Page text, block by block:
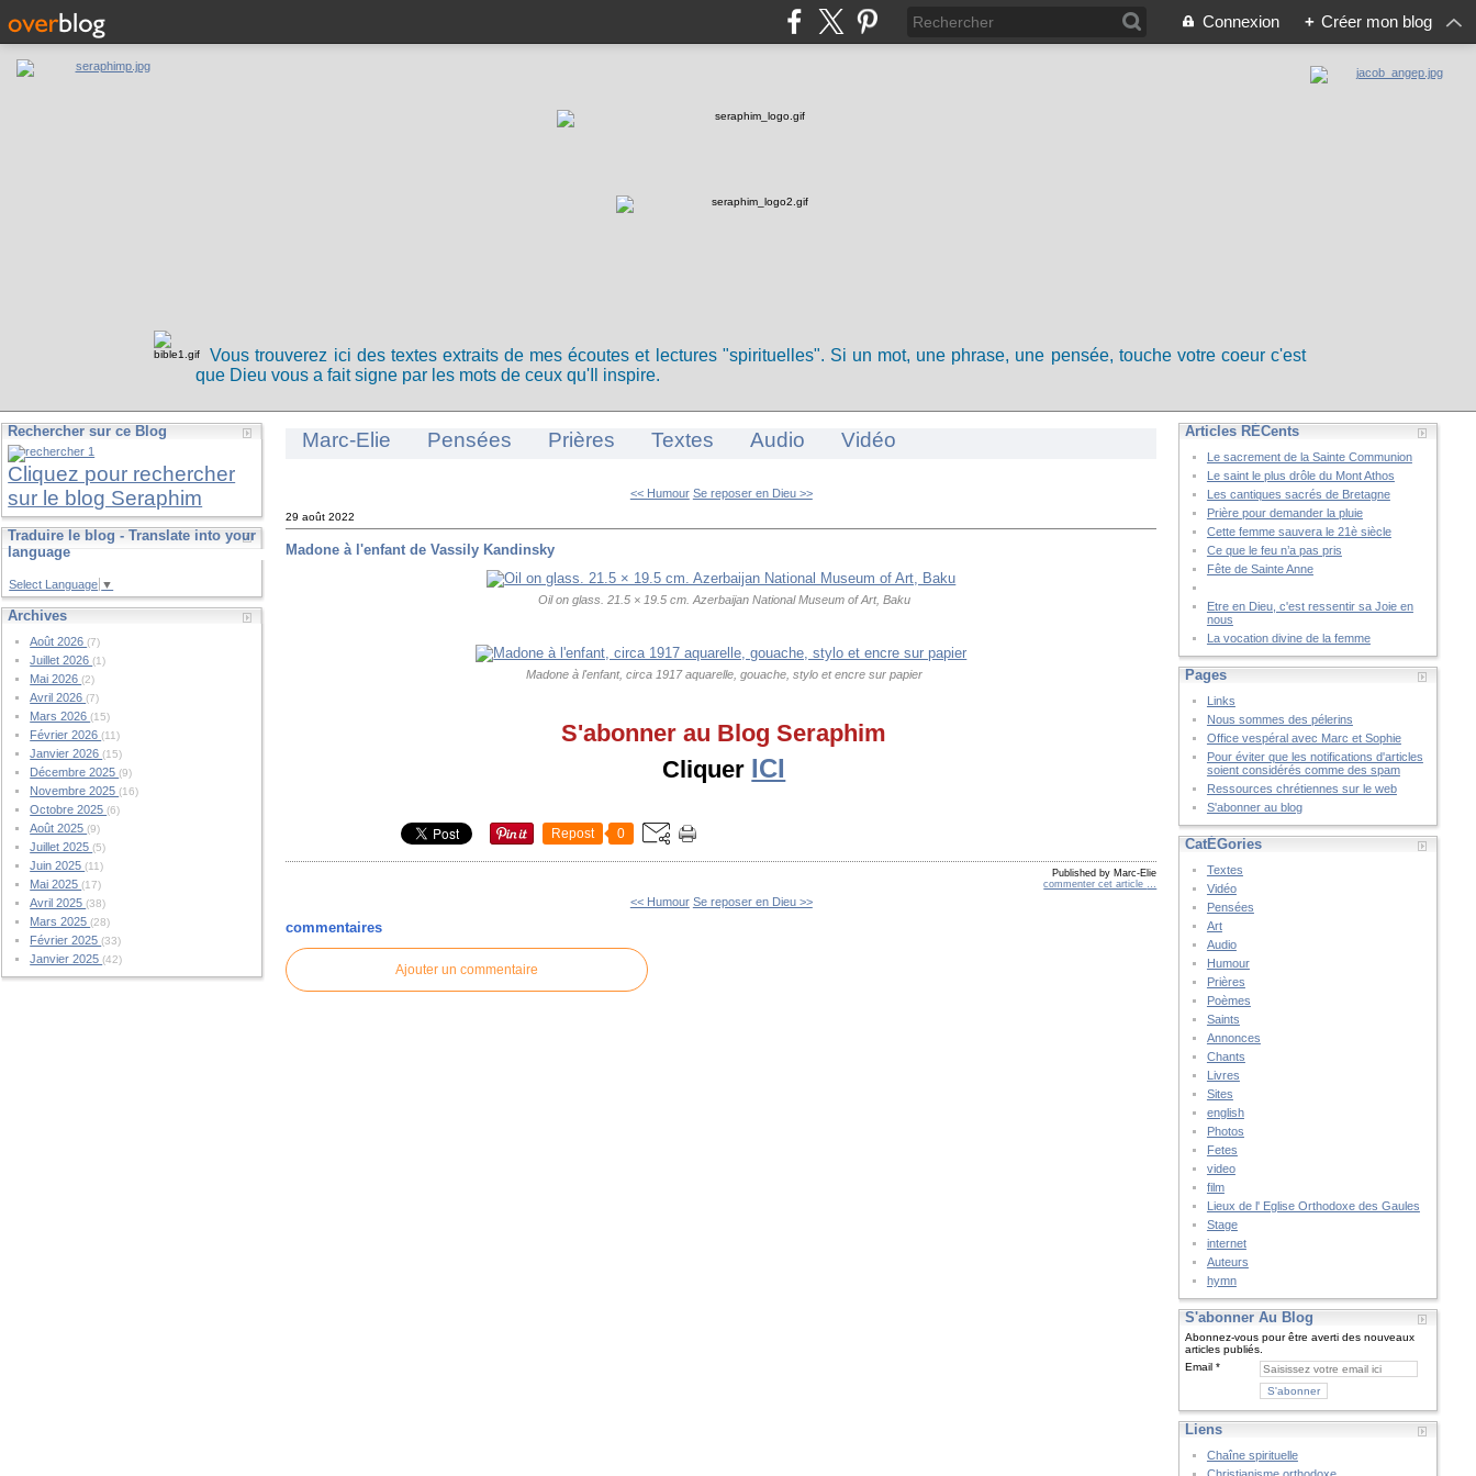
Connexion + Créer mon blog
Vous trouverez ici des textes extraits de mes écoutes et lectures "spirituelles". Si un mot, une phrase, une pensée, touche votre coeur c'est
que Dieu vous a fait signe par les mots de ceux qu'Il inspire.
Rechercher sur ce Blog
Cliquez pour rechercher
sur le blog Seraphim
Traduire le blog - Translate into your
language
Select Language ▼
Archives
Août 2026(7)
Juillet 2026(1)
Mai 2026(2)
Avril 2026(7)
Mars 2026(15)
Février 2026(11)
Janvier 2026(15)
Décembre 2025(9)
Novembre 2025(16)
Octobre 2025(6)
Août 2025(9)
Juillet 2025(5)
Juin 2025(11)
Mai 2025(17)
Avril 2025(38)
Mars 2025(28)
Février 2025(33)
Janvier 2025(42)
Marc-Elie Pensées Prières Textes Audio Vidéo
<< Humour Se reposer en Dieu >>
29 août 2022
Madone à l'enfant de Vassily Kandinsky
Oil on glass. 21.5 × 19.5 cm. Azerbaijan National Museum of Art, Baku
Madone à l'enfant, circa 1917 aquarelle, gouache, stylo et encre sur papier
S'abonner au Blog Seraphim
Cliquer ICI
Repost 0
Published by Marc-Elie
commenter cet article
<< Humour Se reposer en Dieu >>
commentaires
Ajouter un commentaire
Articles RÉCents
Le sacrement de la Sainte Communion
Le saint le plus drôle du Mont Athos
Les cantiques sacrés de Bretagne
Prière pour demander la pluie
Cette femme sauvera le 21è siècle
Ce que le feu n’a pas pris
Fête de Sainte Anne
Etre en Dieu, c'est ressentir sa Joie en
nous
La vocation divine de la femme
Pages
Links
Nous sommes des pélerins
Office vespéral avec Marc et Sophie
Pour éviter que les notifications d'articles
soient considérés comme des spam
Ressources chrétiennes sur le web
S'abonner au blog
CatÉGories
Textes
Vidéo
Pensées
Art
Audio
Humour
Prières
Poèmes
Saints
Annonces
Chants
Livres
Sites
english
Photos
Fetes
video
film
Lieux de l' Eglise Orthodoxe des Gaules
Stage
internet
Auteurs
hymn
S'abonner Au Blog
Abonnez-vous pour être averti des nouveaux
articles publiés.
Email
Liens
Chaîne spirituelle